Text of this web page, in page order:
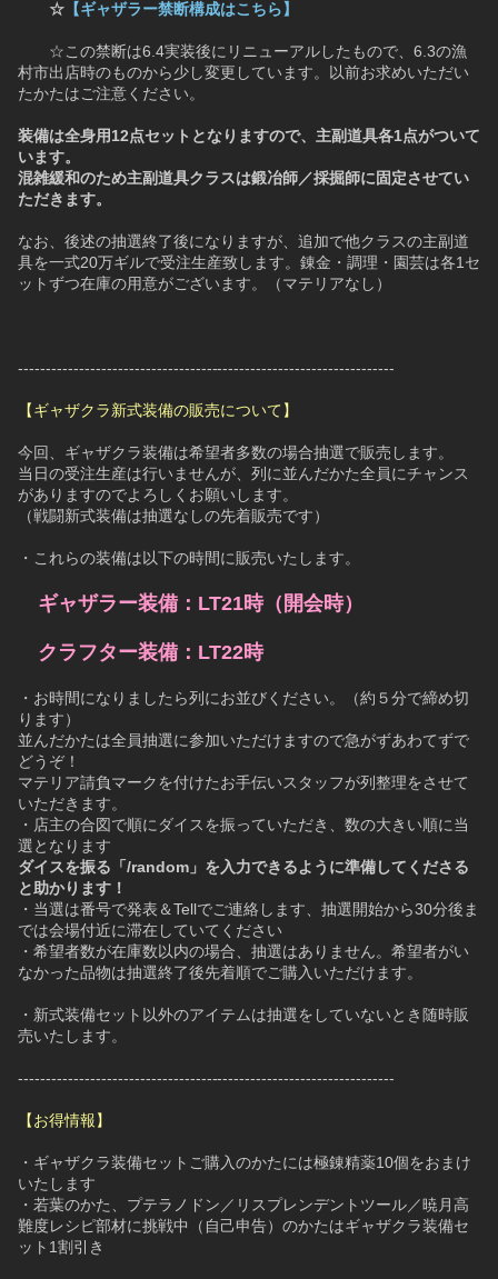
☆【ギャザラー禁断構成はこちら】
☆この禁断は6.4実装後にリニューアルしたもので、6.3の漁
村市出店時のものから少し変更しています。以前お求めいただい
たかたはご注意ください。
装備は全身用12点セットとなりますので、主副道具各1点がついて
います。
混雑緩和のため主副道具クラスは鍛冶師／採掘師に固定させてい
ただきます。
なお、後述の抽選終了後になりますが、追加で他クラスの主副道
具を一式20万ギルで受注生産致します。錬金・調理・園芸は各1セ
ットずつ在庫の用意がございます。（マテリアなし）
--------------------------------------------------------------------
【ギャザクラ新式装備の販売について】
今回、ギャザクラ装備は希望者多数の場合抽選で販売します。
当日の受注生産は行いませんが、列に並んだかた全員にチャンス
がありますのでよろしくお願いします。
（戦闘新式装備は抽選なしの先着販売です）
・これらの装備は以下の時間に販売いたします。
ギャザラー装備：LT21時（開会時）
クラフター装備：LT22時
・お時間になりましたら列にお並びください。（約５分で締め切
ります）
並んだかたは全員抽選に参加いただけますので急がずあわてずで
どうぞ！
マテリア請負マークを付けたお手伝いスタッフが列整理をさせて
いただきます。
・店主の合図で順にダイスを振っていただき、数の大きい順に当
選となります
ダイスを振る「/random」を入力できるように準備してくださる
と助かります！
・当選は番号で発表＆Tellでご連絡します、抽選開始から30分後ま
では会場付近に滞在していてください
・希望者数が在庫数以内の場合、抽選はありません。希望者がい
なかった品物は抽選終了後先着順でご購入いただけます。
・新式装備セット以外のアイテムは抽選をしていないとき随時販
売いたします。
--------------------------------------------------------------------
【お得情報】
・ギャザクラ装備セットご購入のかたには極錬精薬10個をおまけ
いたします
・若葉のかた、プテラノドン／リスプレンデントツール／暁月高
難度レシピ部材に挑戦中（自己申告）のかたはギャザクラ装備セ
ット1割引き